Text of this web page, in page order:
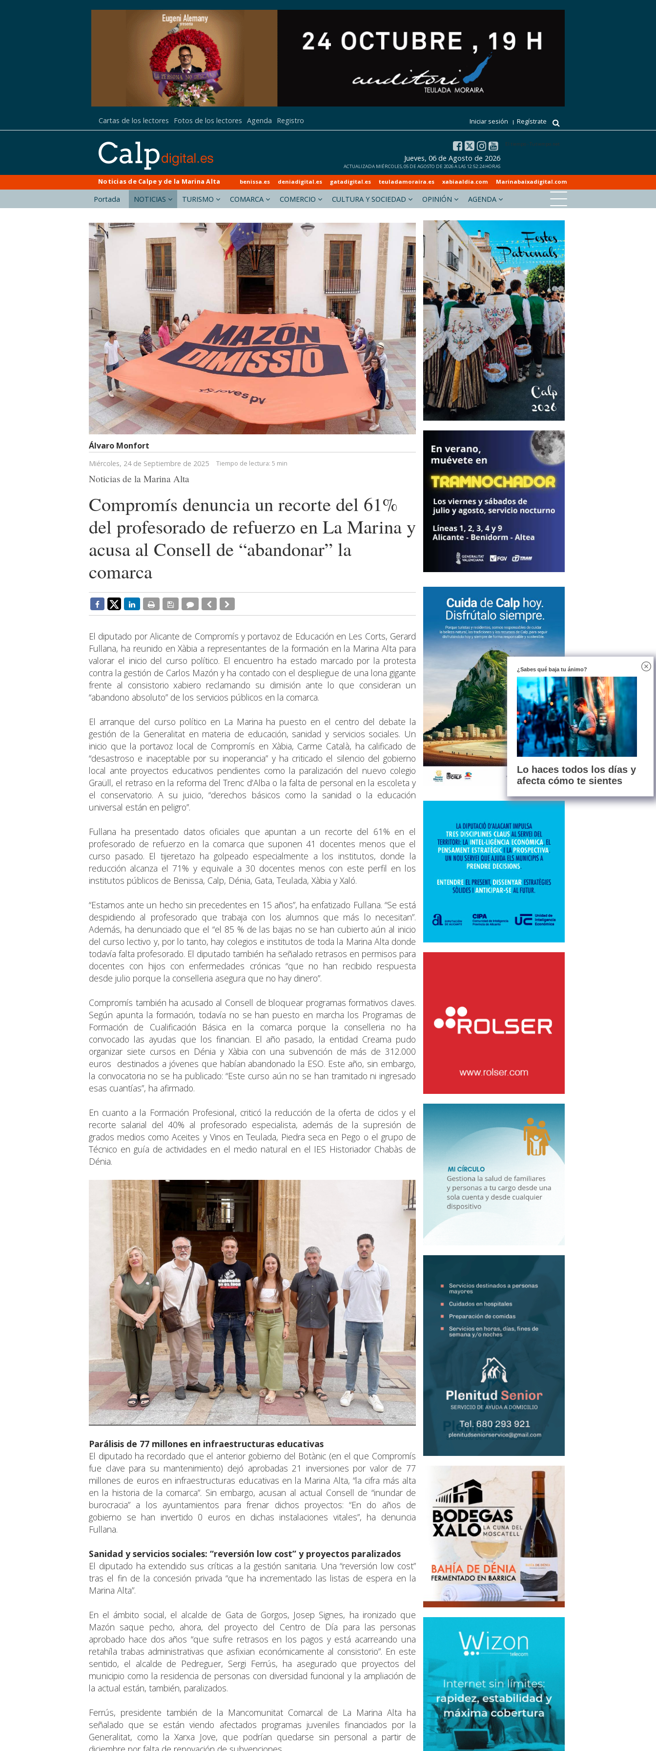
Cartas de los lectores Fotos de los lectores Agenda Registro Iniciar sesión Regístrate
El tiempo - Tutiempo.net
Jueves, 06 de Agosto de 2026
ACTUALIZADA MIÉRCOLES, 05 DE AGOSTO DE 2026 A LAS 12:52:24 HORAS
Noticias de Calpe y de la Marina Alta benissa.es deniadigital.es gatadigital.es teuladamoraira.es xabiaaldia.com Marinabaixadigital.com
Portada NOTICIAS TURISMO COMARCA COMERCIO CULTURA Y SOCIEDAD OPINIÓN AGENDA
Álvaro Monfort
Miércoles, 24 de Septiembre de 2025 Tiempo de lectura: 5 min
Noticias de la Marina Alta
Compromís denuncia un recorte del 61%
del profesorado de refuerzo en La Marina y
acusa al Consell de “abandonar” la
comarca
El diputado por Alicante de Compromís y portavoz de Educación en Les Corts, Gerard
Fullana, ha reunido en Xàbia a representantes de la formación en la Marina Alta para
valorar el inicio del curso político. El encuentro ha estado marcado por la protesta
contra la gestión de Carlos Mazón y ha contado con el despliegue de una lona gigante
frente al consistorio xabiero reclamando su dimisión ante lo que consideran un
“abandono absoluto” de los servicios públicos en la comarca.
El arranque del curso político en La Marina ha puesto en el centro del debate la
gestión de la Generalitat en materia de educación, sanidad y servicios sociales. Un
inicio que la portavoz local de Compromís en Xàbia, Carme Català, ha calificado de
“desastroso e inaceptable por su inoperancia” y ha criticado el silencio del gobierno
local ante proyectos educativos pendientes como la paralización del nuevo colegio
Graüll, el retraso en la reforma del Trenc d’Alba o la falta de personal en la escoleta y
el conservatorio. A su juicio, “derechos básicos como la sanidad o la educación
universal están en peligro”.
Fullana ha presentado datos oficiales que apuntan a un recorte del 61% en el
profesorado de refuerzo en la comarca que suponen 41 docentes menos que el
curso pasado. El tijeretazo ha golpeado especialmente a los institutos, donde la
reducción alcanza el 71% y equivale a 30 docentes menos con este perfil en los
institutos públicos de Benissa, Calp, Dénia, Gata, Teulada, Xàbia y Xaló.
“Estamos ante un hecho sin precedentes en 15 años”, ha enfatizado Fullana. “Se está
despidiendo al profesorado que trabaja con los alumnos que más lo necesitan”.
Además, ha denunciado que el “el 85 % de las bajas no se han cubierto aún al inicio
del curso lectivo y, por lo tanto, hay colegios e institutos de toda la Marina Alta donde
todavía falta profesorado. El diputado también ha señalado retrasos en permisos para
docentes con hijos con enfermedades crónicas “que no han recibido respuesta
desde julio porque la conselleria asegura que no hay dinero”.
Compromís también ha acusado al Consell de bloquear programas formativos claves.
Según apunta la formación, todavía no se han puesto en marcha los Programas de
Formación de Cualificación Básica en la comarca porque la conselleria no ha
convocado las ayudas que los financian. El año pasado, la entidad Creama pudo
organizar siete cursos en Dénia y Xàbia con una subvención de más de 312.000
euros destinados a jóvenes que habían abandonado la ESO. Este año, sin embargo,
la convocatoria no se ha publicado: “Este curso aún no se han tramitado ni ingresado
esas cuantías”, ha afirmado.
En cuanto a la Formación Profesional, criticó la reducción de la oferta de ciclos y el
recorte salarial del 40% al profesorado especialista, además de la supresión de
grados medios como Aceites y Vinos en Teulada, Piedra seca en Pego o el grupo de
Técnico en guía de actividades en el medio natural en el IES Historiador Chabàs de
Dénia.
Parálisis de 77 millones en infraestructuras educativas
El diputado ha recordado que el anterior gobierno del Botànic (en el que Compromís
fue clave para su mantenimiento) dejó aprobadas 21 inversiones por valor de 77
millones de euros en infraestructuras educativas en la Marina Alta, “la cifra más alta
en la historia de la comarca”. Sin embargo, acusan al actual Consell de “inundar de
burocracia” a los ayuntamientos para frenar dichos proyectos: “En do años de
gobierno se han invertido 0 euros en dichas instalaciones vitales”, ha denuncia
Fullana.
Sanidad y servicios sociales: “reversión low cost” y proyectos paralizados
El diputado ha extendido sus críticas a la gestión sanitaria. Una “reversión low cost”
tras el fin de la concesión privada “que ha incrementado las listas de espera en la
Marina Alta”.
En el ámbito social, el alcalde de Gata de Gorgos, Josep Signes, ha ironizado que
Mazón saque pecho, ahora, del proyecto del Centro de Día para las personas
aprobado hace dos años “que sufre retrasos en los pagos y está acarreando una
retahíla trabas administrativas que asfixian económicamente al consistorio”. En este
sentido, el alcalde de Pedreguer, Sergi Ferrús, ha asegurado que proyectos del
municipio como la residencia de personas con diversidad funcional y la ampliación de
la actual están, también, paralizados.
Ferrús, presidente también de la Mancomunitat Comarcal de La Marina Alta ha
señalado que se están viendo afectados programas juveniles financiados por la
Generalitat, como la Xarxa Jove, que podrían quedarse sin personal a partir de
¿Sabes qué baja tu ánimo?
Lo haces todos los días y
afecta cómo te sientes